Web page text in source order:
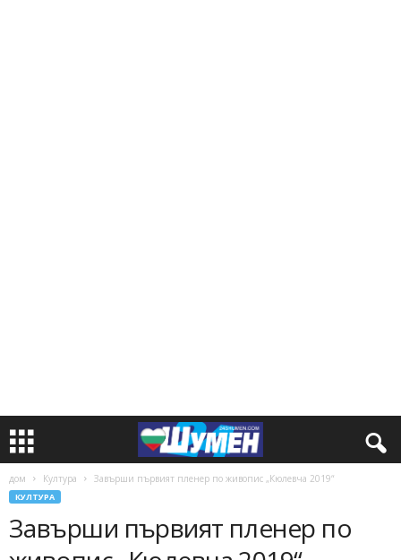
дом Култура Завърши първият пленер по живопис „Кюлевча 2019“
КУЛТУРА
Завърши първият пленер по